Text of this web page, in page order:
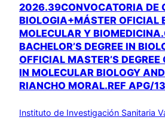
2026.39CONVOCATORIA DE
BIOLOGIA+MÁSTER OFICIAL
MOLECULAR Y
BACHELOR’S DEGREE IN
OFFICIAL MASTER’S
IN MOLECULAR BIOLOGY
RIANCHO MORAL.REF APG/13
Instituto de Investigación Sanitaria